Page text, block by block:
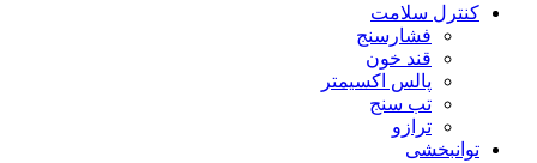
کنترل سلامت
فشارسنج
قند خون
پالس اکسیمتر
تب سنج
ترازو
توانبخشی